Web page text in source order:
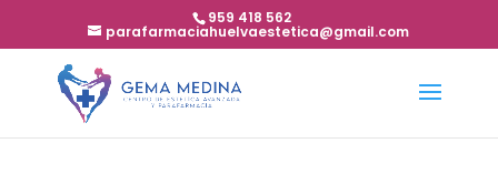
959 418 562
parafarmaciahuelvaestetica@gmail.com